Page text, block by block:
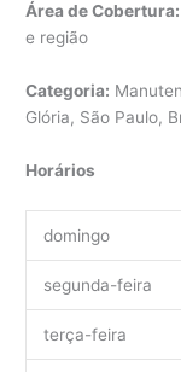
Área de Cobertura:
e região
Categoria:
Glória, São Paulo,
Horários
domingo
segunda-feira
terça-feira